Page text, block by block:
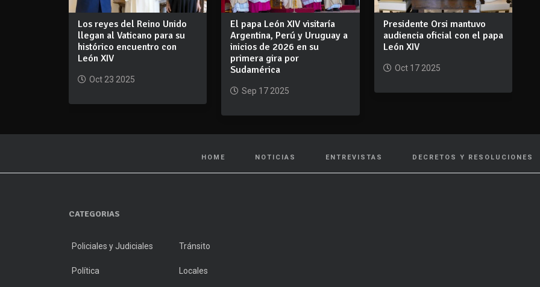
Los reyes del Reino Unido
llegan al Vaticano para su
histórico encuentro con
León XIV
Oct 23 2025
El papa León XIV visitaría
Argentina, Perú y Uruguay a
inicios de 2026 en su
primera gira por
Sudamérica
Sep 17 2025
Presidente Orsi mantuvo
audiencia oficial con el papa
León XIV
Oct 17 2025
HOME NOTICIAS ENTREVISTAS DECRETOS Y RESOLUCIONES
CATEGORIAS
Policiales y Judiciales Tránsito
Política Locales